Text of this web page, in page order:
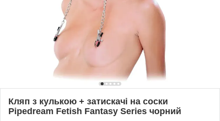
Кляп з кулькою + затискачі на соски
Pipedream Fetish Fantasy Series чорний